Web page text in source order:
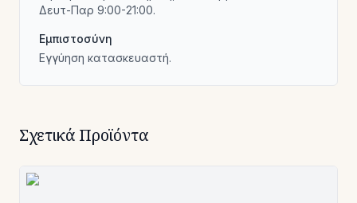
Δευτ-Παρ 9:00-21:00.
Εμπιστοσύνη
Εγγύηση κατασκευαστή.
Σχετικά Προϊόντα